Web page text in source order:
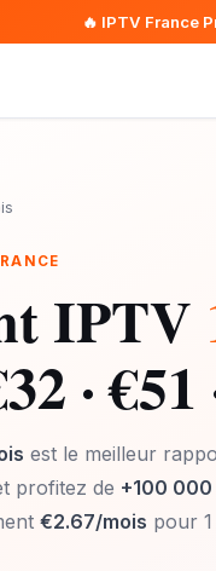
🔥 IPTV France
IPTV
· €51
est le meilleur
profitez de +100
€2.67/mois pour